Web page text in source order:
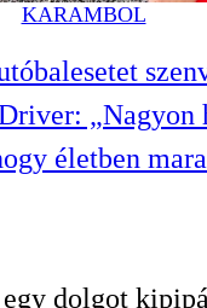
KARAMBOL
„Nagyon
életben
dolgot